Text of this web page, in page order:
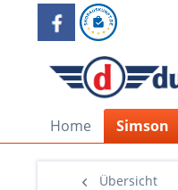
Home Simson
Übersicht